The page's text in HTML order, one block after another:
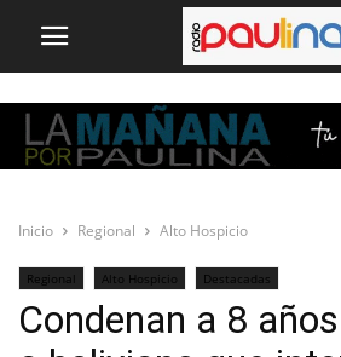
Inicio Regional Alto Hospicio
Regional Alto Hospicio Destacadas
Condenan a 8